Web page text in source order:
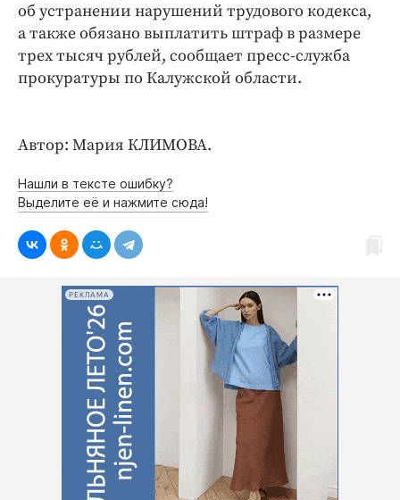
об устранении нарушений трудового кодекса,
а также обязано выплатить штраф в размере
трех тысяч рублей, сообщает пресс-служба
прокуратуры по Калужской области.
Автор: Мария КЛИМОВА.
Нашли в тексте ошибку?
Выделите её и нажмите сюда!
РЕКЛАМА